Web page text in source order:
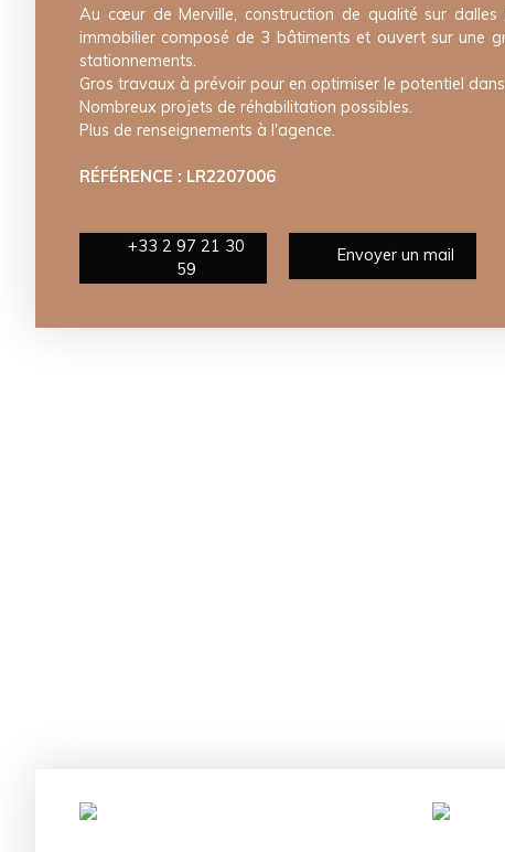
Au cœur de Merville, construction de qualité sur dalles
immobilier composé de 3 bâtiments et ouvert sur une
stationnements.
Gros travaux à prévoir pour en optimiser le potentiel
Nombreux projets de réhabilitation possibles.
Plus de renseignements à l'agence.
RÉFÉRENCE : LR2207006
+33 2 97 21 30
59
Envoyer un mail